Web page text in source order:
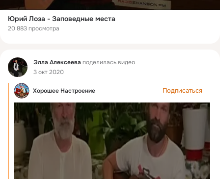
Юрий Лоза - Заповедные места
20 883 просмотра
Фид Элла Алексеева поделилась видео
3 окт 2020
Хорошее Настроение Подписаться